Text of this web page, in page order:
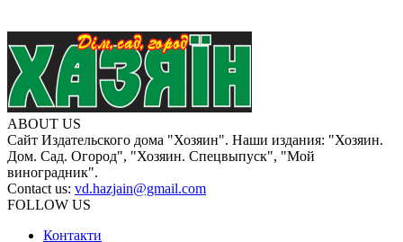
ABOUT US
Сайт Издательского дома "Хозяин". Наши издания: "Хозяин.
Дом. Сад. Огород", "Хозяин. Спецвыпуск", "Мой
виноградник".
Contact us: vd.hazjain@gmail.com
FOLLOW US
Контакти